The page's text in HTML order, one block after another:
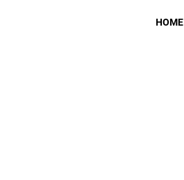
HOME